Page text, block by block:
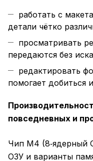
работать с
детали чётко
просматривать
передаются без
редактировать
помогает добиться
повседневных и
Чип M4 (8‑ядерный
ОЗУ и варианты